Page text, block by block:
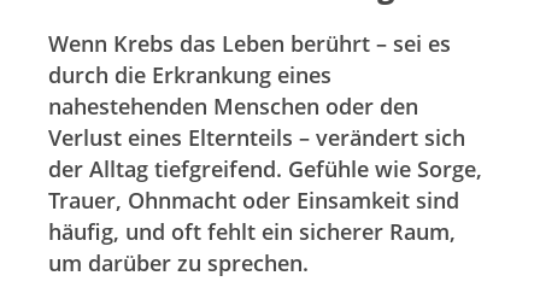
Wenn Krebs das Leben berührt – sei es
durch die Erkrankung eines
nahestehenden Menschen oder den
Verlust eines Elternteils – verändert sich
der Alltag tiefgreifend. Gefühle wie Sorge,
Trauer, Ohnmacht oder Einsamkeit sind
häufig, und oft fehlt ein sicherer Raum,
um darüber zu sprechen.